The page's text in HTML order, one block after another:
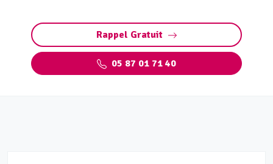
Rappel Gratuit
05 87 01 71 40